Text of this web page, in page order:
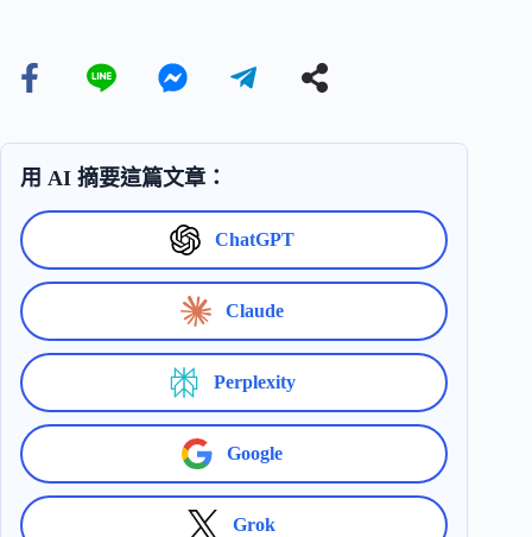
用 AI 摘要這篇文章：
ChatGPT
Claude
Perplexity
Google
Grok